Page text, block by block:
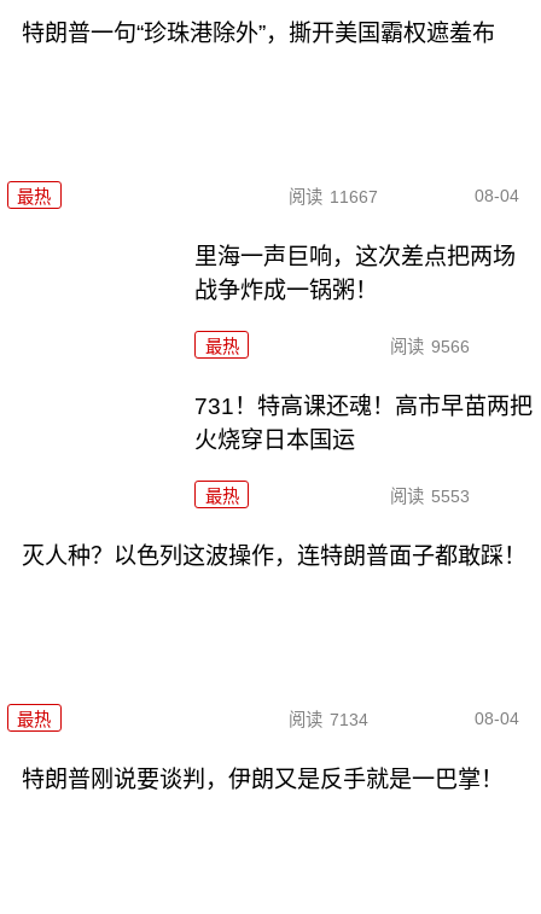
特朗普一句“珍珠港除外”，撕开美国霸权遮羞布
最热 阅读 11667 08-04
里海一声巨响，这次差点把两场
战争炸成一锅粥！
最热 阅读 9566
731！特高课还魂！高市早苗两把
火烧穿日本国运
最热 阅读 5553
灭人种？以色列这波操作，连特朗普面子都敢踩！
最热 阅读 7134 08-04
特朗普刚说要谈判，伊朗又是反手就是一巴掌！